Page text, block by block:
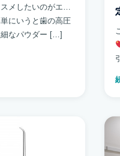
メしたいのがエア
にいうと歯の高圧
なパウダー […]